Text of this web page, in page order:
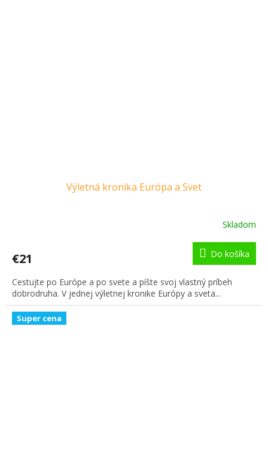
Výletná kronika Európa a Svet
Skladom
€21 Do košíka
Cestujte po Európe a po svete a píšte svoj vlastný príbeh
dobrodruha. V jednej výletnej kronike Európy a sveta...
Super cena